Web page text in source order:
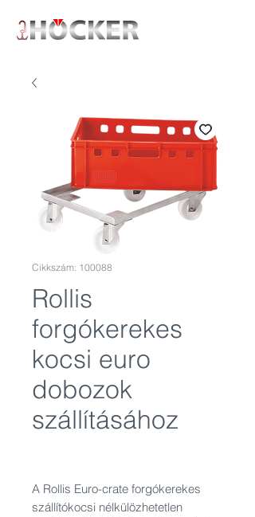
Cikkszám: 100088
Rollis
forgókerekes
kocsi euro
dobozok
szállításához
A Rollis Euro-crate forgókerekes
szállítókocsi nélkülözhetetlen